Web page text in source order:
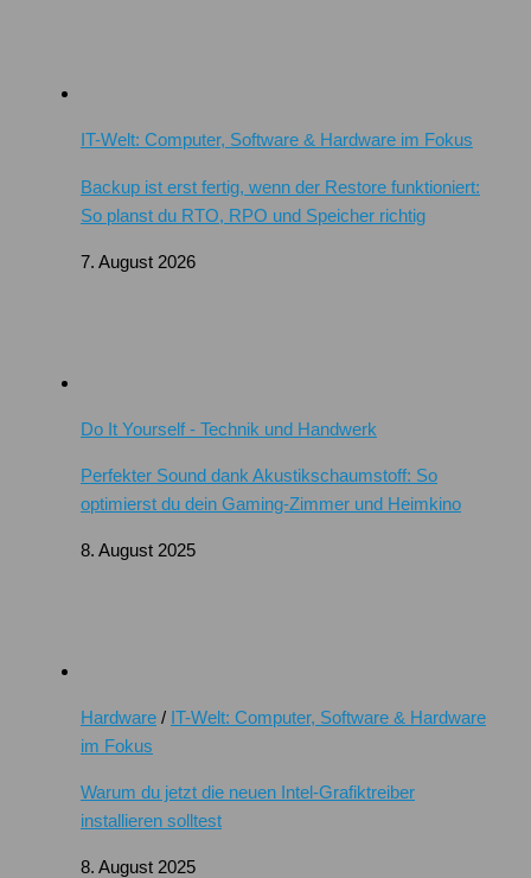
IT-Welt: Computer, Software & Hardware im Fokus
Backup ist erst fertig, wenn der Restore funktioniert:
So planst du RTO, RPO und Speicher richtig
7. August 2026
Do It Yourself - Technik und Handwerk
Perfekter Sound dank Akustikschaumstoff: So
optimierst du dein Gaming-Zimmer und Heimkino
8. August 2025
Hardware / IT-Welt: Computer, Software & Hardware
im Fokus
Warum du jetzt die neuen Intel-Grafiktreiber
installieren solltest
8. August 2025